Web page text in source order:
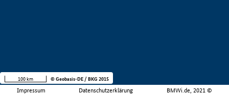
Impressum Datenschutzerklärung BMWi.de, 2021 ©
100 km © Geobasis-DE / BKG 2015